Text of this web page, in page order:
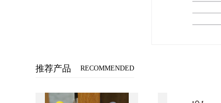
推荐产品 RECOMMENDED